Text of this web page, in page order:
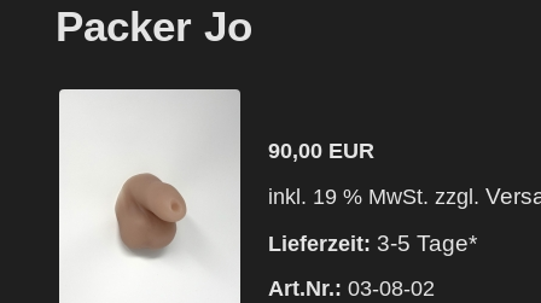
Packer Jo
90,00 EUR
inkl. 19 % MwSt. zzgl.
Lieferzeit: 3-5 Tage*
Art.Nr.: 03-08-02